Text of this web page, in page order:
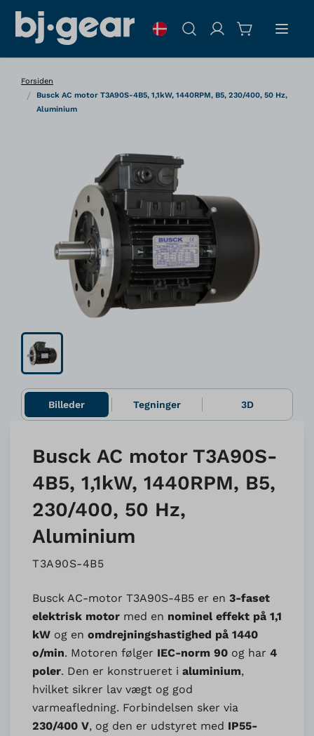
Søg
Forsiden
/
Busck AC motor T3A90S-4B5, 1,1kW, 1440RPM, B5, 230/400, 50 Hz,
Aluminium
Billeder Tegninger 3D
Busck AC motor T3A90S-
4B5, 1,1kW, 1440RPM, B5,
230/400, 50 Hz,
Aluminium
T3A90S-4B5
Busck AC-motor T3A90S-4B5 er en 3-faset
elektrisk motor med en nominel effekt på 1,1
kW og en omdrejningshastighed på 1440
o/min. Motoren følger IEC-norm 90 og har 4
poler. Den er konstrueret i aluminium,
hvilket sikrer lav vægt og god
varmeafledning. Forbindelsen sker via
230/400 V, og den er udstyret med IP55-